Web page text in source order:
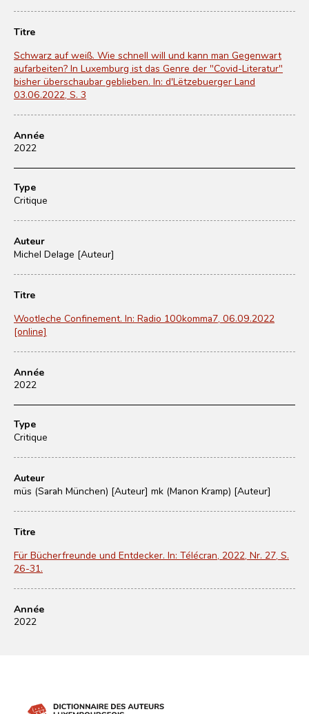
Titre
Schwarz auf weiß. Wie schnell will und kann man Gegenwart
aufarbeiten? In Luxemburg ist das Genre der "Covid-Literatur"
bisher überschaubar geblieben. In: d'Lëtzebuerger Land
03.06.2022, S. 3
Année
2022
Type
Critique
Auteur
Michel Delage [Auteur]
Titre
Wootleche Confinement. In: Radio 100komma7, 06.09.2022
[online]
Année
2022
Type
Critique
Auteur
müs (Sarah München) [Auteur] mk (Manon Kramp) [Auteur]
Titre
Für Bücherfreunde und Entdecker. In: Télécran, 2022, Nr. 27, S.
26-31.
Année
2022